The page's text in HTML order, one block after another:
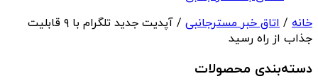
خانه / اتاق خبر مسترجانبی
/ آپدیت جدید تلگرام با ۹ قابلیت
جذاب از راه رسید
دسته‌بندی‌ محصولات